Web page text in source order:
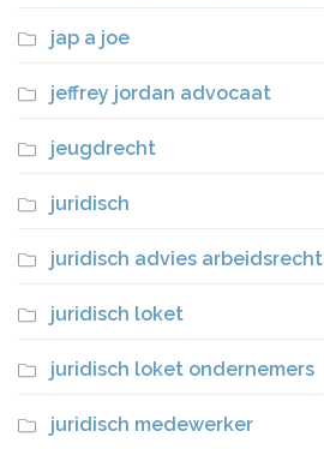
jap a joe
jeffrey jordan advocaat
jeugdrecht
juridisch
juridisch advies arbeidsrecht
juridisch loket
juridisch loket ondernemers
juridisch medewerker